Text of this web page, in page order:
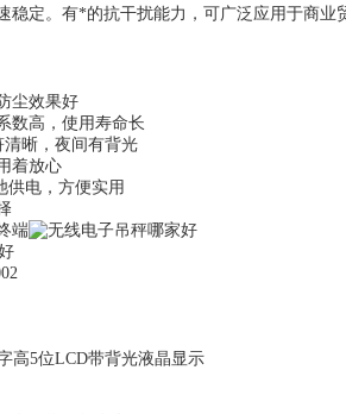
稳定。有*的抗干扰能力，可广泛应用于商业
尘效果好
数高，使用寿命长
清晰，夜间有背光
着放心
供电，方便实用
端
高5位LCD带背光液晶显示